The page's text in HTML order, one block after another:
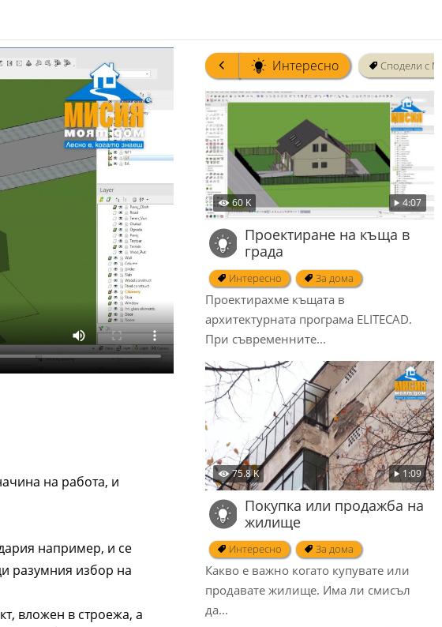
на работа, и
например, и се
разумния избор на
вложен в строежа, а
Интересно Сподели с
60 K 4:07
Проектиране на къща в
града
Интересно За дома
Проектирахме къщата в
архитектурната програма ELITECAD.
При съвременните...
75.8 K 1:09
Покупка или продажба на
жилище
Интересно За дома
Какво е важно когато купувате или
продавате жилище. Има ли смисъл
да...